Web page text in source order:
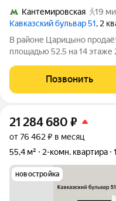
Кантемировская
19
Кавказский бульвар 51, 2
В районе Царицыно
площадью 52.5 на 14 этаже
расположение 17 минут
«Кантемировская» и 20
Позвонить
21 284 680 ₽
от 76 462 ₽ в месяц
55,4 м²
2-комн. квартира
новостройка